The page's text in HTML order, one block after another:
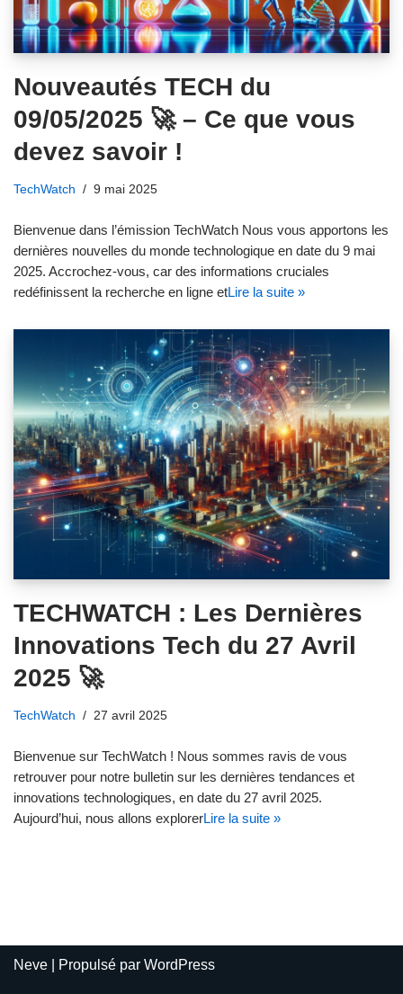
Nouveautés TECH du
09/05/2025 🚀 – Ce que vous
devez savoir !
TechWatch 9 mai 2025
Bienvenue dans l’émission TechWatch Nous vous apportons les
dernières nouvelles du monde technologique en date du 9 mai
2025. Accrochez-vous, car des informations cruciales
redéfinissent la recherche en ligne etLire la suite »
TECHWATCH : Les Dernières
Innovations Tech du 27 Avril
2025 🚀
TechWatch 27 avril 2025
Bienvenue sur TechWatch ! Nous sommes ravis de vous
retrouver pour notre bulletin sur les dernières tendances et
innovations technologiques, en date du 27 avril 2025.
Aujourd’hui, nous allons explorerLire la suite »
Neve | Propulsé par WordPress